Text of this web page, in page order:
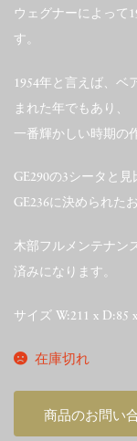
ウェグナーによって
す。
1954年と言えば、ベ
まれた年でもあり、
一番輝かしい時期の
GE290の3シータと
GE236に決められた
木部フルメンテナン
済みになります。
サイズ W:211 x D:85
在庫切れ
商品のお問い